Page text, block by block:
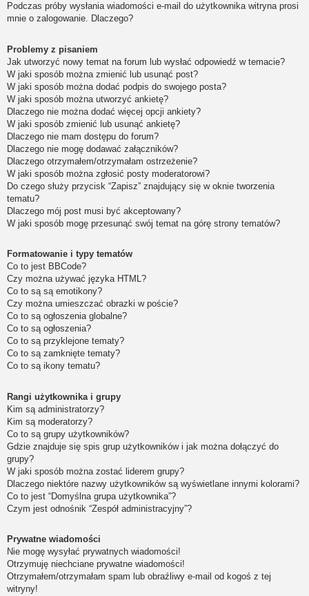
Podczas próby wysłania wiadomości e-mail do użytkownika witryna prosi
mnie o zalogowanie. Dlaczego?
Problemy z pisaniem
Jak utworzyć nowy temat na forum lub wysłać odpowiedź w temacie?
W jaki sposób można zmienić lub usunąć post?
W jaki sposób można dodać podpis do swojego posta?
W jaki sposób można utworzyć ankietę?
Dlaczego nie można dodać więcej opcji ankiety?
W jaki sposób zmienić lub usunąć ankietę?
Dlaczego nie mam dostępu do forum?
Dlaczego nie mogę dodawać załączników?
Dlaczego otrzymałem/otrzymałam ostrzeżenie?
W jaki sposób można zgłosić posty moderatorowi?
Do czego służy przycisk “Zapisz” znajdujący się w oknie tworzenia
tematu?
Dlaczego mój post musi być akceptowany?
W jaki sposób mogę przesunąć swój temat na górę strony tematów?
Formatowanie i typy tematów
Co to jest BBCode?
Czy można używać języka HTML?
Co to są są emotikony?
Czy można umieszczać obrazki w poście?
Co to są ogłoszenia globalne?
Co to są ogłoszenia?
Co to są przyklejone tematy?
Co to są zamknięte tematy?
Co to są ikony tematu?
Rangi użytkownika i grupy
Kim są administratorzy?
Kim są moderatorzy?
Co to są grupy użytkowników?
Gdzie znajduje się spis grup użytkowników i jak można dołączyć do
grupy?
W jaki sposób można zostać liderem grupy?
Dlaczego niektóre nazwy użytkowników są wyświetlane innymi kolorami?
Co to jest “Domyślna grupa użytkownika”?
Czym jest odnośnik “Zespół administracyjny”?
Prywatne wiadomości
Nie mogę wysyłać prywatnych wiadomości!
Otrzymuję niechciane prywatne wiadomości!
Otrzymałem/otrzymałam spam lub obraźliwy e-mail od kogoś z tej
witryny!